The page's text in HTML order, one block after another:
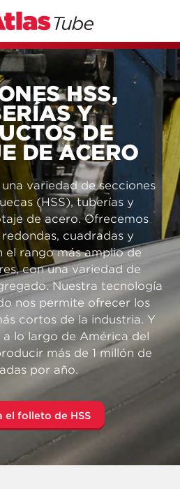
HSS,
Y
DE
DE ACERO
variedad de secciones
(HSS), tuberías y
de acero. Ofrecemos
redondas, cuadradas y
el rango más amplio de
con una variedad de
Nuestra tecnología
nos permite ofrecer los
cortos de la industria. Y
lo largo de América del
más de 1 millón de
por año.
el folleto de HSS